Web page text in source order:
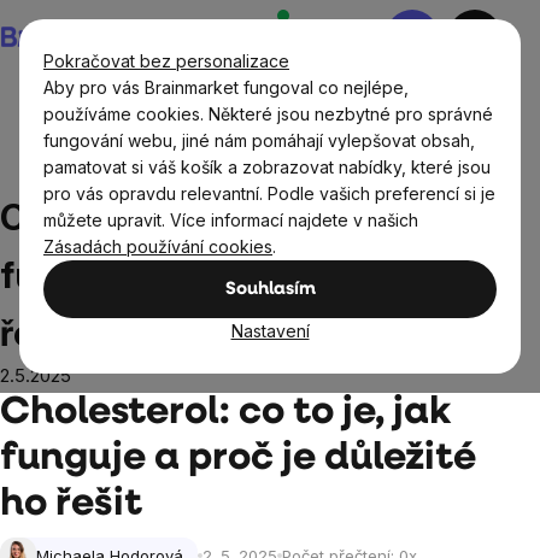
Pokračovat bez personalizace
Aby pro vás Brainmarket fungoval co nejlépe,
používáme cookies. Některé jsou nezbytné pro správné
fungování webu, jiné nám pomáhají vylepšovat obsah,
pamatovat si váš košík a zobrazovat nabídky, které jsou
pro vás opravdu relevantní. Podle vašich preferencí si je
můžete upravit. Více informací najdete v našich
Zásadách používání cookies.
Souhlasím
Nastavení
na
obsah
Nákupní
Blog
Cholesterol: co to je, jak funguje a proč je důležité
ho řešit
Cholesterol: co to je, jak
funguje a proč je důležité ho
řešit
2.5.2025
Cholesterol: co to je, jak
funguje a proč je důležité
ho řešit